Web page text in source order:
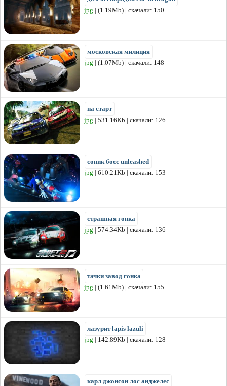
jpg | (1.19Mb) | скачали: 150
московская милиция
jpg | (1.07Mb) | скачали: 148
на старт
jpg | 531.16Kb | скачали: 126
соник босс unleashed
jpg | 610.21Kb | скачали: 153
страшная гонка
jpg | 574.34Kb | скачали: 136
тачки завод гонка
jpg | (1.61Mb) | скачали: 155
лазурит lapis lazuli
jpg | 142.89Kb | скачали: 128
карл джонсон лос анджелес